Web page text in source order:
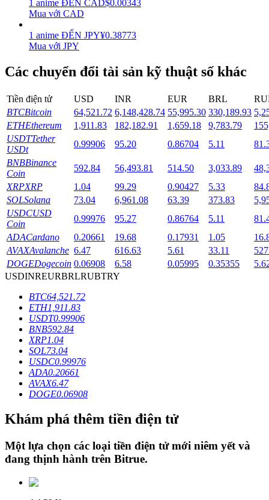
Lợi nhuận cao và truy cập ngay lập tức
Launchpool
Đặt cọc linh hoạt để kiếm được các token phổ biến.
Khóa BTR
Khoản vay
1 anime ĐẾN CAD$0.00343
Mua với CAD
1 anime ĐẾN JPY¥0.38773
Mua với JPY
Các chuyển đổi tài sản kỹ thuật số khác
Tiền điện tử USD INR EUR BRL
BTCBitcoin 64,521.72 6,148,428.74 55,995.30 330,189.93
ETHEthereum 1,911.83 182,182.91 1,659.18 9,783.79
USDTTether
USDt
0.99906 95.20 0.86704 5.11
BNBBinance
Coin
592.84 56,493.81 514.50 3,033.89
XRPXRP 1.04 99.29 0.90427 5.33
SOLSolana 73.04 6,961.08 63.39 373.83
USDCUSD
Coin
0.99976 95.27 0.86764 5.11
ADACardano 0.20661 19.68 0.17931 1.05
AVAXAvalanche 6.47 616.63 5.61 33.11
DOGEDogecoin 0.06908 6.58 0.05995 0.35355
USDINREURBRLRUBTRY
BTC64,521.72
ETH1,911.83
USDT0.99906
BNB592.84
XRP1.04
SOL73.04
USDC0.99976
ADA0.20661
AVAX6.47
DOGE0.06908
Khám phá thêm tiền điện tử
Một lựa chọn các loại tiền điện tử mới niêm yết và
đang thịnh hành trên Bitrue.